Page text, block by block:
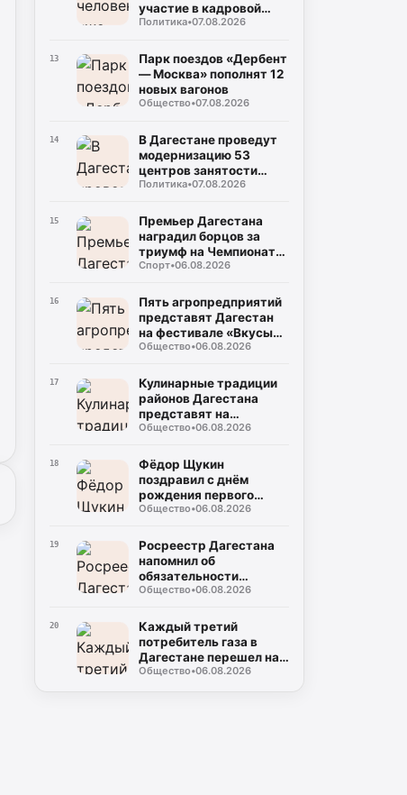
участие в кадровой
программе «Команда
Политика•07.08.2026
13
Парк поездов «Дербент
— Москва» пополнят 12
новых вагонов
Общество•07.08.2026
14
В Дагестане проведут
модернизацию 53
центров занятости
населения
Политика•07.08.2026
15
Премьер Дагестана
наградил борцов за
триумф на Чемпионате
России
Спорт•06.08.2026
16
Пять агропредприятий
представят Дагестан
на фестивале «Вкусы
России» в Москве
Общество•06.08.2026
17
Кулинарные традиции
районов Дагестана
представят на
фестивале "Наследие"
Общество•06.08.2026
18
Фёдор Щукин
поздравил с днём
рождения первого
президента Дагестана
Общество•06.08.2026
19
Росреестр Дагестана
напомнил об
обязательности
межевания участков
Общество•06.08.2026
20
Каждый третий
потребитель газа в
Дагестане перешел на
онлайн-оплату
Общество•06.08.2026